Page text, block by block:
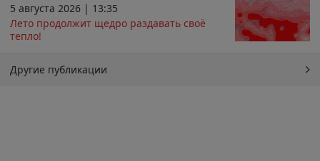
5 августа 2026 | 13:35
Лето продолжит щедро раздавать своё
тепло!
Другие публикации